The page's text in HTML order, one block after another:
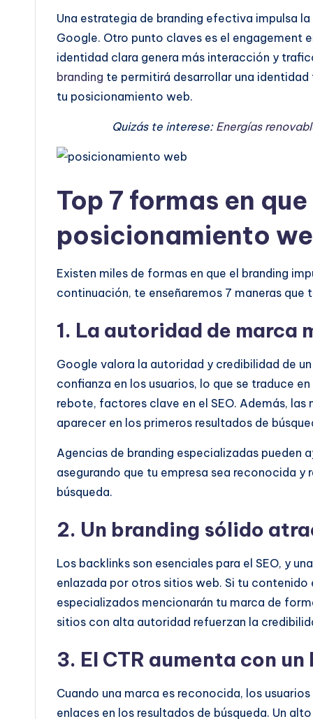
Una estrategia de branding efectiva impulsa
Google. Otro punto claves es el engagement
identidad clara genera más interacción y
branding te permitirá desarrollar una
tu posicionamiento web.
Quizás te interese: Energías
Top 7 formas en
posicionamiento
Existen miles de formas en que el branding
continuación, te enseñaremos 7 maneras que
1. La autoridad de marca
Google valora la autoridad y credibilidad de
confianza en los usuarios, lo que se traduce
rebote, factores clave en el SEO. Además, las
aparecer en los primeros resultados de
Agencias de branding especializadas
asegurando que tu empresa sea reconocida
búsqueda.
2. Un branding sólido
Los backlinks son esenciales para el SEO, y
enlazada por otros sitios web. Si tu
especializados mencionarán tu marca de
sitios con alta autoridad refuerzan la
3. El CTR aumenta con
Cuando una marca es reconocida, los
enlaces en los resultados de búsqueda. Un alto